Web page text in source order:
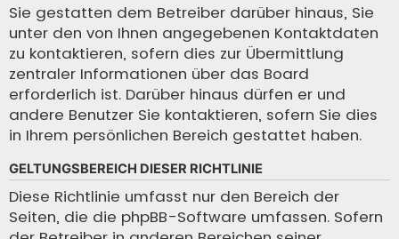
Sie gestatten dem Betreiber darüber hinaus, Sie
unter den von Ihnen angegebenen Kontaktdaten
zu kontaktieren, sofern dies zur Übermittlung
zentraler Informationen über das Board
erforderlich ist. Darüber hinaus dürfen er und
andere Benutzer Sie kontaktieren, sofern Sie dies
in Ihrem persönlichen Bereich gestattet haben.
GELTUNGSBEREICH DIESER RICHTLINIE
Diese Richtlinie umfasst nur den Bereich der
Seiten, die die phpBB-Software umfassen. Sofern